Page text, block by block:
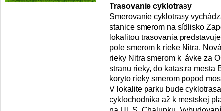
Trasovanie cyklotrasy
Smerovanie cyklotrasy
stanice smerom na sídlisko
lokalitou trasovania
pole smerom k rieke Nitra.
rieky Nitra smerom k lávke za
stranu rieky, do katastra mesta
koryto rieky smerom popod
V lokalite parku bude
cyklochodníka až k mestskej